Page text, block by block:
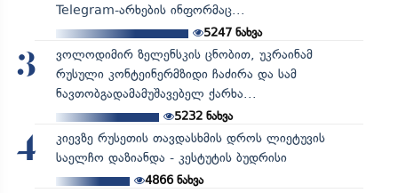
Telegram-არხების ინფორმაც...
5247ნახვა
3
ვოლოდიმირ ზელენსკის ცნობით, უკრაინამ
რუსული კონტეინერმზიდი ჩაძირა და სამ
ნავთობგადამამუშავებელ ქარხა...
5232ნახვა
4
კიევზე რუსეთის თავდასხმის დროს ლიეტუვის
საელჩო დაზიანდა - კესტუტის ბუდრისი
4866ნახვა